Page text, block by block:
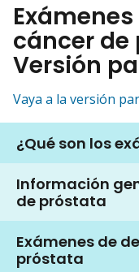
cáncer de
Versión
Vaya a la versión
¿Qué son los
Información
de próstata
Exámenes de
próstata